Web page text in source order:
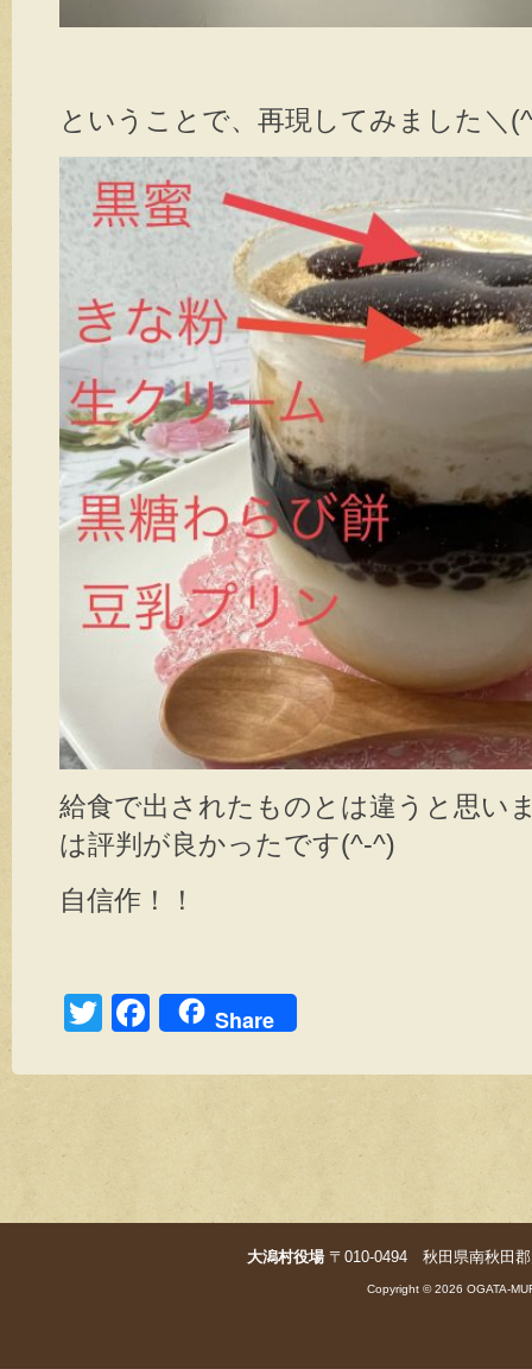
ということで、再現してみました＼
給食で出されたものとは違うと思い
は評判が良かったです(^-^)
自信作！！
T
tt
F
c
Share
大潟村役場〒010-0494 秋田県南秋田
Copyright © 2026 OGATA-